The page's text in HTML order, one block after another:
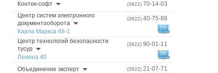
Контек-софт (3822) 70-14-03
Центр систем электронного
документооборота
Карла Маркса 48-1
(3822) 40-75-89
55
Центр технологий безопасности
тусур
Ленина 40
(3822) 90-01-11
56
Объединение эксперт
(3822) 21-07-71